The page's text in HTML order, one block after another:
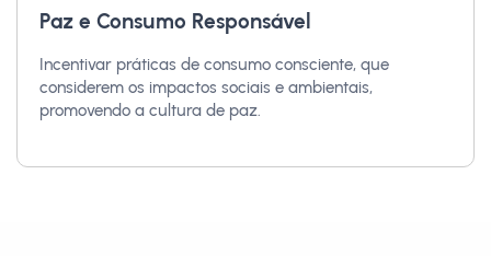
Paz e Consumo Responsável
Incentivar práticas de consumo consciente, que
considerem os impactos sociais e ambientais,
promovendo a cultura de paz.